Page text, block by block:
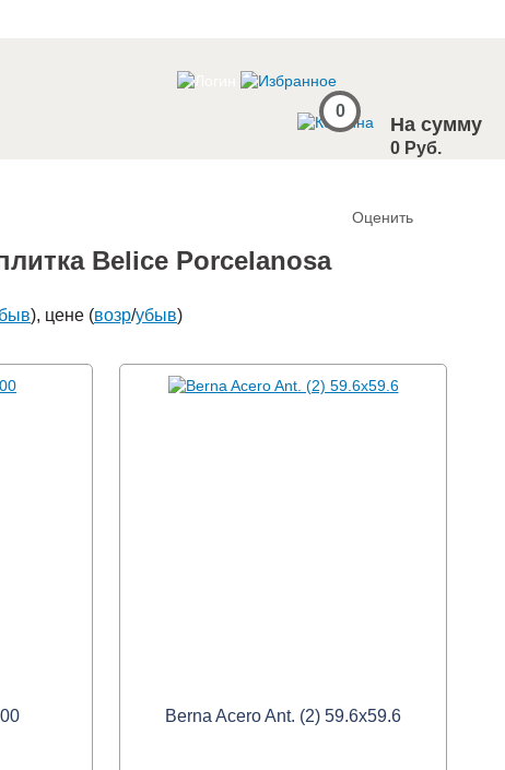
0
На сумму
0 Руб.
Оценить
Belice Porcelanosa
), цене (возр/убыв)
Berna Acero Ant. (2) 59.6x59.6